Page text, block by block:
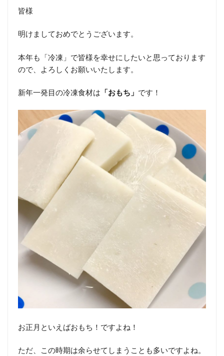
皆様
明けましておめでとうございます。
本年も「冷凍」で皆様を幸せにしたいと思っております
ので、よろしくお願いいたします。
新年一発目の冷凍食材は 「おもち」 です！
お正月といえばおもち！ですよね！
ただ、この時期は余らせてしまうことも多いですよね。